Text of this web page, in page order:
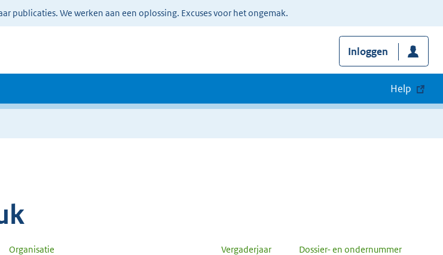
publicaties. We werken aan een oplossing. Excuses voor het ongemak.
Inloggen
Help
Organisatie Vergaderjaar Dossier- en ondernummer